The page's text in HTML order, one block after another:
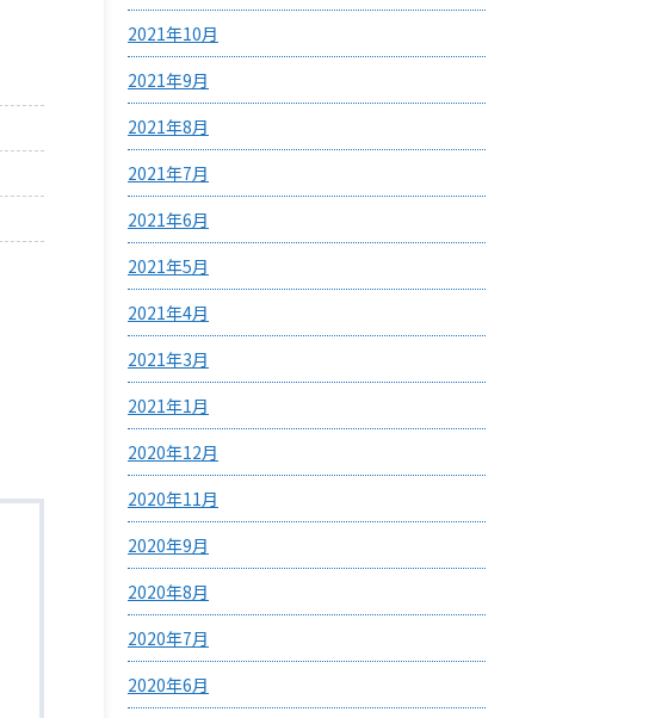
2021年10月
2021年9月
2021年8月
2021年7月
2021年6月
2021年5月
2021年4月
2021年3月
2021年1月
2020年12月
2020年11月
2020年9月
2020年8月
2020年7月
2020年6月